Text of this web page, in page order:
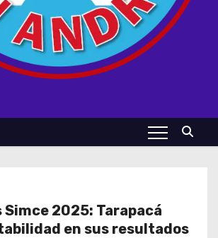
Simce 2025: Tarapacá
en sus resultados